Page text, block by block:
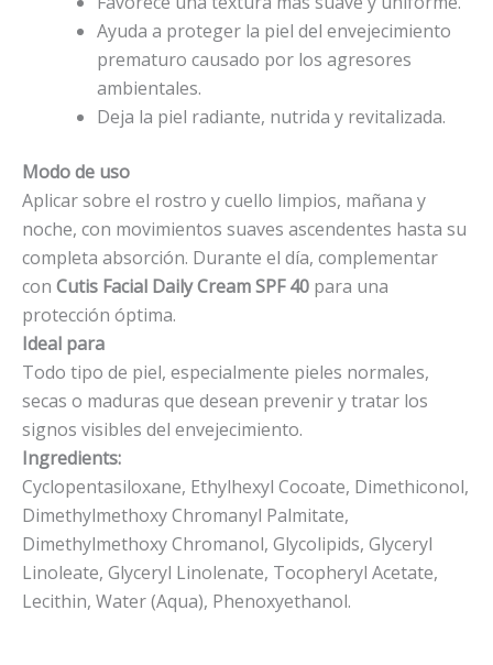
Ayuda a proteger la piel del envejecimiento
prematuro causado por los agresores
ambientales.
Deja la piel radiante, nutrida y revitalizada.
Modo de uso
Aplicar sobre el rostro y cuello limpios, mañana y
noche, con movimientos suaves ascendentes hasta su
completa absorción. Durante el día, complementar
con Cutis Facial Daily Cream SPF 40 para una
protección óptima.
Ideal para
Todo tipo de piel, especialmente pieles normales,
secas o maduras que desean prevenir y tratar los
signos visibles del envejecimiento.
Ingredients:
Cyclopentasiloxane, Ethylhexyl Cocoate, Dimethiconol,
Dimethylmethoxy Chromanyl Palmitate,
Dimethylmethoxy Chromanol, Glycolipids, Glyceryl
Linoleate, Glyceryl Linolenate, Tocopheryl Acetate,
Lecithin, Water (Aqua), Phenoxyethanol.